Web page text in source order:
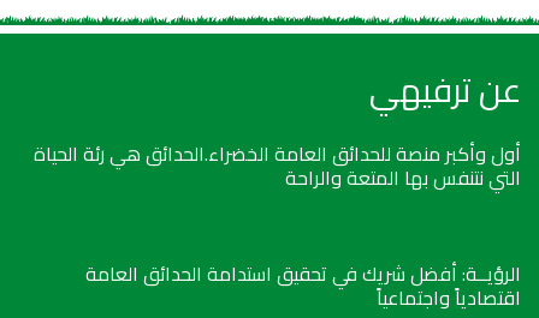
عن ترفيهي
أول وأكبر منصة للحدائق العامة الخضراء.الحدائق هي رئة الحياة
التي نتنفس بها المتعة والراحة
الرؤيــة: أفضل شريك في تحقيق استدامة الحدائق العامة
اقتصادياً واجتماعياً